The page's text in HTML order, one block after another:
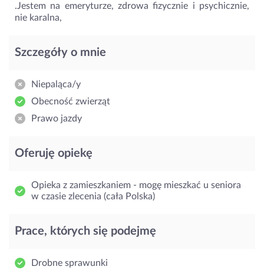
.Jestem na emeryturze, zdrowa fizycznie i psychicznie,
nie karalna,
Szczegóły o mnie
Niepaląca/y
Obecność zwierząt
Prawo jazdy
Oferuję opiekę
Opieka z zamieszkaniem - mogę mieszkać u seniora
w czasie zlecenia (cała Polska)
Prace, których się podejmę
Drobne sprawunki